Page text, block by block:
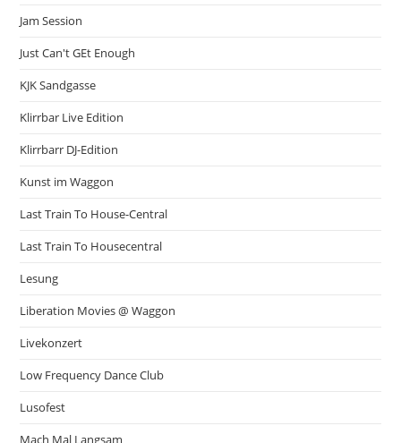
Jam Session
Just Can't GEt Enough
KJK Sandgasse
Klirrbar Live Edition
Klirrbarr DJ-Edition
Kunst im Waggon
Last Train To House-Central
Last Train To Housecentral
Lesung
Liberation Movies @ Waggon
Livekonzert
Low Frequency Dance Club
Lusofest
Mach Mal Langsam